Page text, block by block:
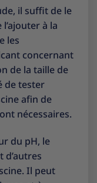
il suffit de le
à la
les
concernant
de la taille de
de tester
afin de
nécessaires.
du pH, le
d’autres
Il peut